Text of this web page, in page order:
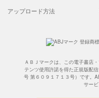
アップロード方法
ＡＢＪマークは、この電子書店
テンツ使用許諾を得た正規版配
号 第６０９１７１３号）です。
サー